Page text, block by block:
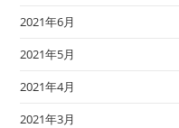
2021年6月
2021年5月
2021年4月
2021年3月